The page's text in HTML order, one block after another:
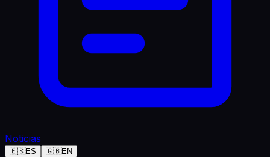
Noticias
🇪🇸ES 🇬🇧EN